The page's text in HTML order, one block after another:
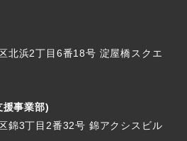
北浜2丁目6番18号 淀屋橋スクエ
援事業部)
錦3丁目2番32号 錦アクシスビル